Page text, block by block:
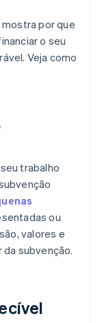
por que
o seu
Veja como
trabalho
ou
valores e
subvenção.